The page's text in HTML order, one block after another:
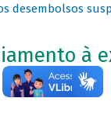
desembolsos
à